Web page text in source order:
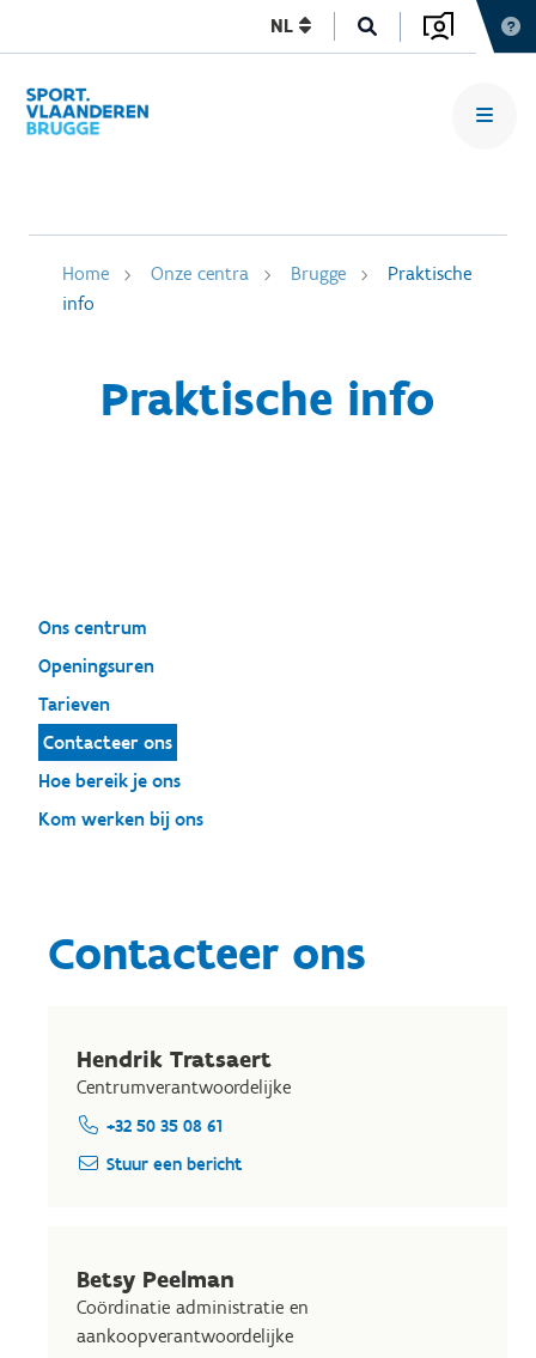
NL
Home Onze centra Brugge
Praktische
info
Praktische info
Ons centrum
Openingsuren
Tarieven
Contacteer ons
Hoe bereik je ons
Kom werken bij ons
Contacteer ons
Hendrik Tratsaert
Centrumverantwoordelijke
+32 50 35 08 61
Stuur een bericht
Betsy Peelman
Coördinatie administratie en
aankoopverantwoordelijke